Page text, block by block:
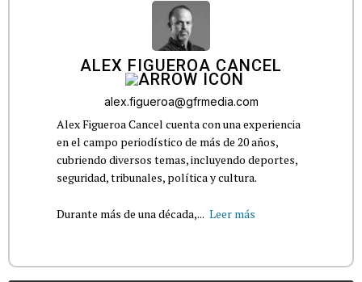
ALEX FIGUEROA CANCEL
alex.figueroa@gfrmedia.com
Alex Figueroa Cancel cuenta con una experiencia
en el campo periodístico de más de 20 años,
cubriendo diversos temas, incluyendo deportes,
seguridad, tribunales, política y cultura.
Durante más de una década,... Leer más